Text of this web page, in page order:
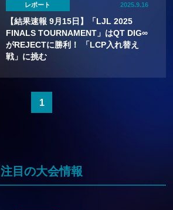
レポート 2025.9.16
【結果速報 9月15日】「LJL 2025
FINALS TOURNAMENT」はQT DIG∞
がREJECTに勝利！ 「LCP入れ替え
戦」に挑む
1
注目の大会情報